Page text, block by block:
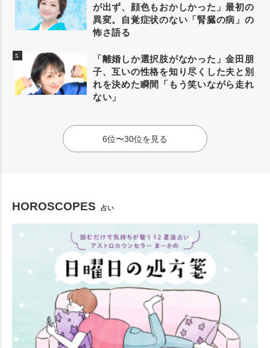
が出ず、顔色もおかしかった」最初の
異変。自覚症状のない「腎臓の病」の
怖さ語る
「離婚しか選択肢がなかった」金田朋
子、互いの性格を知り尽くした夫と別
れを決めた瞬間「もう笑いながら走れ
ない」
6位〜30位を見る
HOROSCOPES 占い